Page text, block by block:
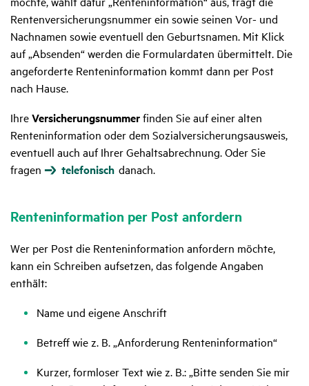
Rentenversicherungsnummer ein sowie seinen Vor- und
Nachnamen sowie eventuell den Geburtsnamen. Mit Klick
auf „Absenden“ werden die Formulardaten übermittelt. Die
angeforderte Renteninformation kommt dann per Post
nach Hause.
IhreVersicherungsnummerfinden Sie auf einer alten
Renteninformation oder dem Sozialversicherungsausweis,
eventuell auch auf Ihrer Gehaltsabrechnung. Oder Sie
fragen
telefonisch danach.
Renten­in­for­ma­tion per Post anfor­dern
Wer per Post die Renteninformation anfordern möchte,
kann ein Schreiben aufsetzen, das folgende Angaben
enthält:
Name und eigene Anschrift
Betreff wie z. B. „Anforderung Renteninformation“
Kurzer, formloser Text wie z. B.: „Bitte senden Sie mir